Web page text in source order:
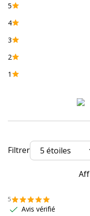
5
4
3
2
1
Filtrer
5
Avis vérifié